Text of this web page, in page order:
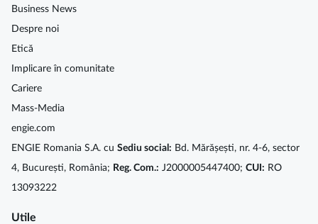
Business News
Despre noi
Etică
Implicare în comunitate
Cariere
Mass-Media
engie.com
ENGIE Romania S.A. cu Sediu social: Bd. Mărășești, nr. 4-6, sector
4, București, România; Reg. Com.: J2000005447400; CUI: RO
13093222
Utile